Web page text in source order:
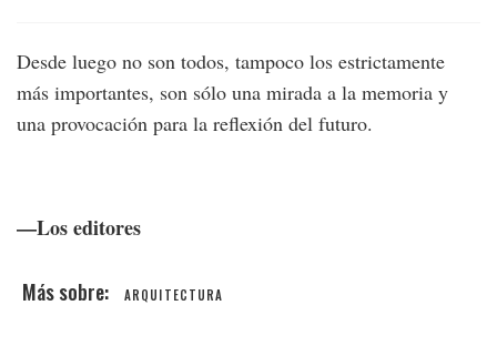
Desde luego no son todos, tampoco los estrictamente
más importantes, son sólo una mirada a la memoria y
una provocación para la reflexión del futuro.
—Los editores
ARQUITECTURA